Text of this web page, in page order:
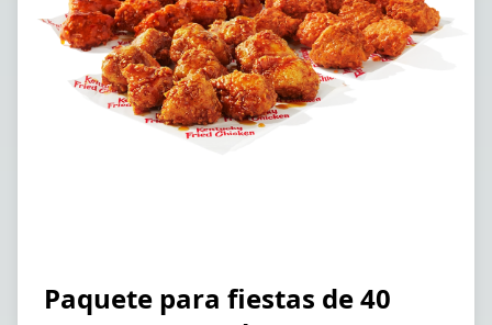
Paquete para fiestas de 40